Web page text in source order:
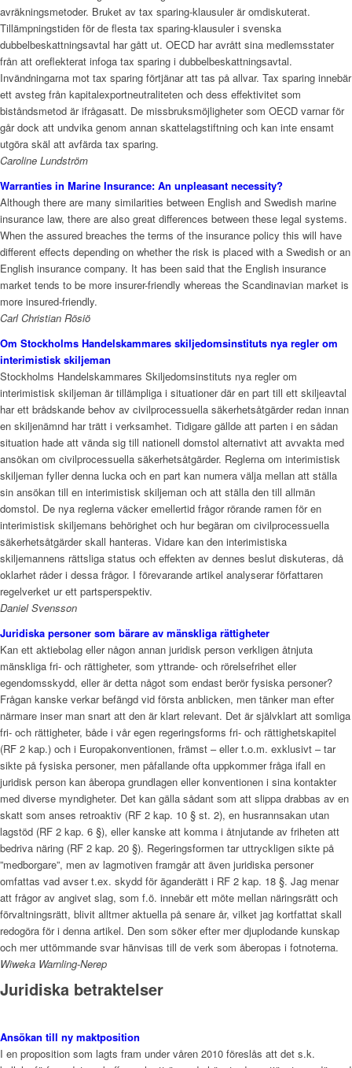
avräkningsmetoder. Bruket av tax sparing-klausuler är omdiskuterat.
Tillämpningstiden för de flesta tax sparing-klausuler i svenska
dubbelbeskattningsavtal har gått ut. OECD har avrått sina medlemsstater
från att oreflekterat infoga tax sparing i dubbelbeskattningsavtal.
Invändningarna mot tax sparing förtjänar att tas på allvar. Tax sparing innebär
ett avsteg från kapitalexportneutraliteten och dess effektivitet som
biståndsmetod är ifrågasatt. De missbruksmöjligheter som OECD varnar för
går dock att undvika genom annan skattelagstiftning och kan inte ensamt
utgöra skäl att avfärda tax sparing.
Caroline Lundström
Warranties in Marine Insurance: An unpleasant necessity?
Although there are many similarities between English and Swedish marine
insurance law, there are also great differences between these legal systems.
When the assured breaches the terms of the insurance policy this will have
different effects depending on whether the risk is placed with a Swedish or an
English insurance company. It has been said that the English insurance
market tends to be more insurer-friendly whereas the Scandinavian market is
more insured-friendly.
Carl Christian Rösiö
Om Stockholms Handelskammares skiljedomsinstituts nya regler om
interimistisk skiljeman
Stockholms Handelskammares Skiljedomsinstituts nya regler om
interimistisk skiljeman är tillämpliga i situationer där en part till ett skiljeavtal
har ett brådskande behov av civilprocessuella säkerhetsåtgärder redan innan
en skiljenämnd har trätt i verksamhet. Tidigare gällde att parten i en sådan
situation hade att vända sig till nationell domstol alternativt att avvakta med
ansökan om civilprocessuella säkerhetsåtgärder. Reglerna om interimistisk
skiljeman fyller denna lucka och en part kan numera välja mellan att ställa
sin ansökan till en interimistisk skiljeman och att ställa den till allmän
domstol. De nya reglerna väcker emellertid frågor rörande ramen för en
interimistisk skiljemans behörighet och hur begäran om civilprocessuella
säkerhetsåtgärder skall hanteras. Vidare kan den interimistiska
skiljemannens rättsliga status och effekten av dennes beslut diskuteras, då
oklarhet råder i dessa frågor. I förevarande artikel analyserar författaren
regelverket ur ett partsperspektiv.
Daniel Svensson
Juridiska personer som bärare av mänskliga rättigheter
Kan ett aktiebolag eller någon annan juridisk person verkligen åtnjuta
mänskliga fri- och rättigheter, som yttrande- och rörelsefrihet eller
egendomsskydd, eller är detta något som endast berör fysiska personer?
Frågan kanske verkar befängd vid första anblicken, men tänker man efter
närmare inser man snart att den är klart relevant. Det är självklart att somliga
fri- och rättigheter, både i vår egen regeringsforms fri- och rättighetskapitel
(RF 2 kap.) och i Europakonventionen, främst – eller t.o.m. exklusivt – tar
sikte på fysiska personer, men påfallande ofta uppkommer fråga ifall en
juridisk person kan åberopa grundlagen eller konventionen i sina kontakter
med diverse myndigheter. Det kan gälla sådant som att slippa drabbas av en
skatt som anses retroaktiv (RF 2 kap. 10 § st. 2), en husrannsakan utan
lagstöd (RF 2 kap. 6 §), eller kanske att komma i åtnjutande av friheten att
bedriva näring (RF 2 kap. 20 §). Regeringsformen tar uttryckligen sikte på
”medborgare”, men av lagmotiven framgår att även juridiska personer
omfattas vad avser t.ex. skydd för äganderätt i RF 2 kap. 18 §. Jag menar
att frågor av angivet slag, som f.ö. innebär ett möte mellan näringsrätt och
förvaltningsrätt, blivit alltmer aktuella på senare år, vilket jag kortfattat skall
redogöra för i denna artikel. Den som söker efter mer djuplodande kunskap
och mer uttömmande svar hänvisas till de verk som åberopas i fotnoterna.
Wiweka Warnling-Nerep
Juridiska betraktelser
Ansökan till ny maktposition
I en proposition som lagts fram under våren 2010 föreslås att det s.k.